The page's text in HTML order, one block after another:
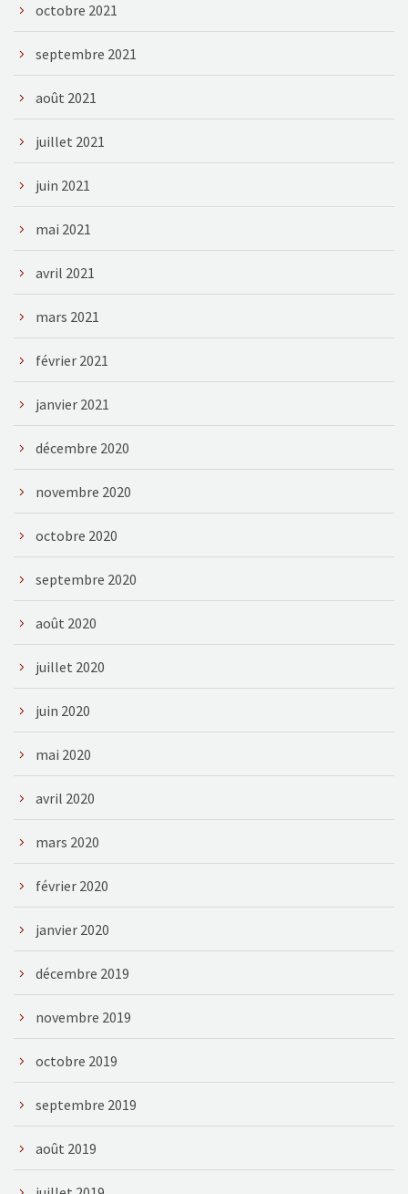
octobre 2021
septembre 2021
août 2021
juillet 2021
juin 2021
mai 2021
avril 2021
mars 2021
février 2021
janvier 2021
décembre 2020
novembre 2020
octobre 2020
septembre 2020
août 2020
juillet 2020
juin 2020
mai 2020
avril 2020
mars 2020
février 2020
janvier 2020
décembre 2019
novembre 2019
octobre 2019
septembre 2019
août 2019